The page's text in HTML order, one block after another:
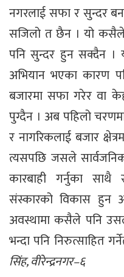
नगरलाई सफा र सुन्दर
सजिलो त छैन । यो
पनि सुन्दर हुन सक्दैन ।
अभियान भएका कारण
बजारमा सफा गरेर वा
पुग्दैन । अब पहिलो
र नागरिकलाई बजार
त्यसपछि जसले
कारबाही गर्नुका
संस्कारको विकास हुन
अवस्थामा कसैले पनि
भन्दा पनि निरुत्साहित
सिंह, वीरेन्द्रनगर–६